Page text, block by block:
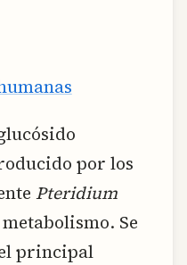
por los
Pteridium
Se
principal